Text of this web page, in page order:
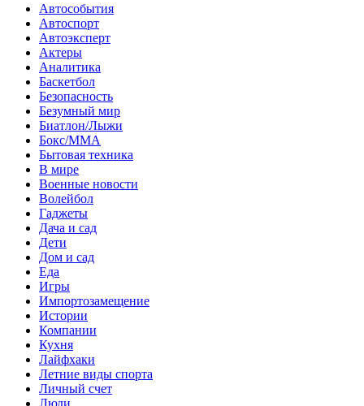
Автособытия
Автоспорт
Автоэксперт
Актеры
Аналитика
Баскетбол
Безопасность
Безумный мир
Биатлон/Лыжи
Бокс/MMA
Бытовая техника
В мире
Военные новости
Волейбол
Гаджеты
Дача и сад
Дети
Дом и сад
Еда
Игры
Импортозамещение
Истории
Компании
Кухня
Лайфхаки
Летние виды спорта
Личный счет
Люди